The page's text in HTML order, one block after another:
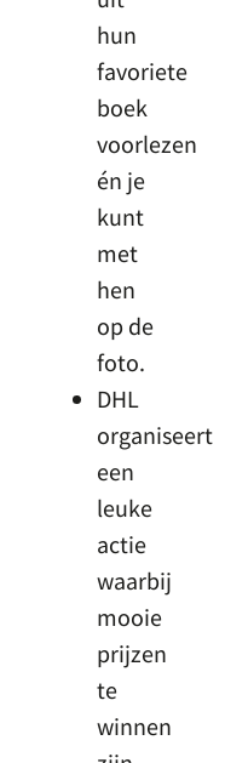
hun
favoriete
boek
voorlezen
én je
kunt
met
hen
op de
foto.
DHL
organiseert
een
leuke
actie
waarbij
mooie
prijzen
te
winnen